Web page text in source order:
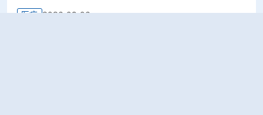
医疗 2026-08-06